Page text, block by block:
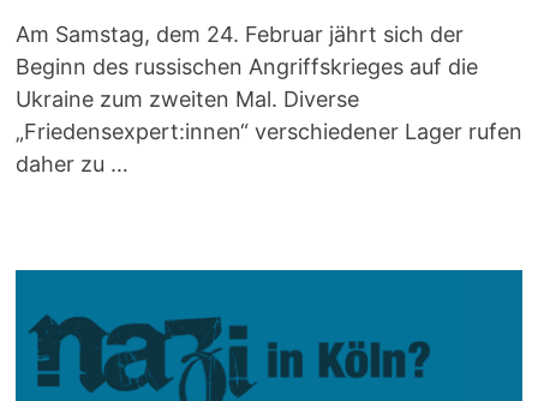
Am Samstag, dem 24. Februar jährt sich der
Beginn des russischen Angriffskrieges auf die
Ukraine zum zweiten Mal. Diverse
„Friedensexpert:innen“ verschiedener Lager rufen
daher zu …